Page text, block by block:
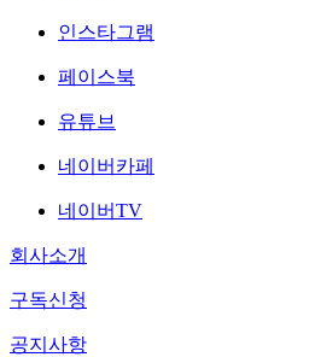
인스타그램
페이스북
유튜브
네이버카페
네이버TV
회사소개
구독신청
공지사항